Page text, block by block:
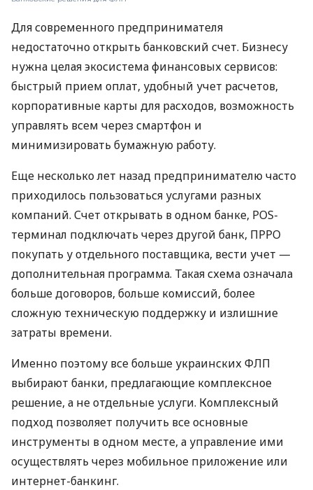
Для современного предпринимателя
недостаточно открыть банковский счет. Бизнесу
нужна целая экосистема финансовых сервисов:
быстрый прием оплат, удобный учет расчетов,
корпоративные карты для расходов, возможность
управлять всем через смартфон и
минимизировать бумажную работу.
Еще несколько лет назад предпринимателю часто
приходилось пользоваться услугами разных
компаний. Счет открывать в одном банке, POS-
терминал подключать через другой банк, ПРРО
покупать у отдельного поставщика, вести учет —
дополнительная программа. Такая схема означала
больше договоров, больше комиссий, более
сложную техническую поддержку и излишние
затраты времени.
Именно поэтому все больше украинских ФЛП
выбирают банки, предлагающие комплексное
решение, а не отдельные услуги. Комплексный
подход позволяет получить все основные
инструменты в одном месте, а управление ими
осуществлять через мобильное приложение или
интернет-банкинг.